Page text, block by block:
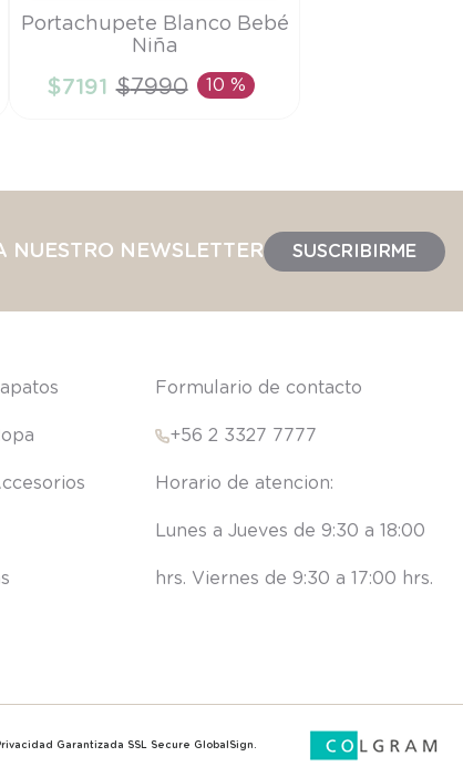
Talla
AÑADIR AL CARRITO
Portachupete Blanco Bebé
Niña
$7191 $7990 10 %
NUESTRO NEWSLETTER SUSCRIBIRME
Formulario de contacto
+56 2 3327 7777
Lunes a Jueves de 9:30 a 18:00
hrs. Viernes de 9:30 a 17:00 hrs.
Garantizada SSL Secure GlobalSign.